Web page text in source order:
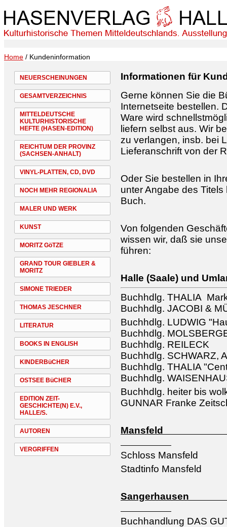
Home / Kundeninformation
NEUERSCHEINUNGEN
GESAMTVERZEICHNIS
MITTELDEUTSCHE
KULTURHISTORISCHE
HEFTE (HASEN-EDITION)
REICHTUM DER PROVINZ
(SACHSEN-ANHALT)
VINYL-PLATTEN, CD, DVD
NOCH MEHR REGIONALIA
MALER UND WERK
KUNST
MORITZ GöTZE
GRAND TOUR GIEBLER &
MORITZ
SIMONE TRIEDER
THOMAS JESCHNER
LITERATUR
BOOKS IN ENGLISH
KINDERBüCHER
OSTSEE BüCHER
EDITION ZEIT-
GESCHICHTE(N) E.V.,
HALLE/S.
AUTOREN
VERGRIFFEN
Informationen für
Gerne können Sie die
Internetseite bestellen.
Ware wird
liefern selbst aus. Wir
zu verlangen, insb. bei
Lieferanschrift von der
Oder Sie bestellen in
unter Angabe des
Buch.
Von folgenden
wissen wir, daß sie
führen:
Halle (Saale) und
Buchhdlg. THALIA
Buchhdlg. JACOBI &
Buchhdlg. LUDWIG
Buchhdlg.
Buchhdlg. REILECK
Buchhdlg. SCHWARZ,
Buchhdlg. THALIA
Buchhdlg.
Buchhdlg. heiter bis
GUNNAR Franke
Schloss Mansfeld
Stadtinfo Mansfeld
Buchhandlung DAS